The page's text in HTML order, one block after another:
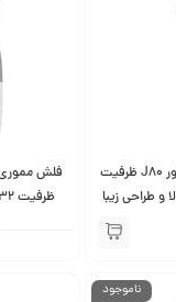
فلش مموری سیلیکون پاور J80 ظرفیت
ناموجود